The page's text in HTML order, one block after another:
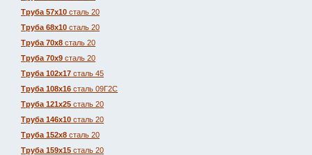
Труба 57х10 сталь 20
Труба 68х10 сталь 20
Труба 70х8 сталь 20
Труба 70х9 сталь 20
Труба 102х17 сталь 45
Труба 108х16 сталь 09Г2С
Труба 121х25 сталь 20
Труба 146х10 сталь 20
Труба 152х8 сталь 20
Труба 159х15 сталь 20